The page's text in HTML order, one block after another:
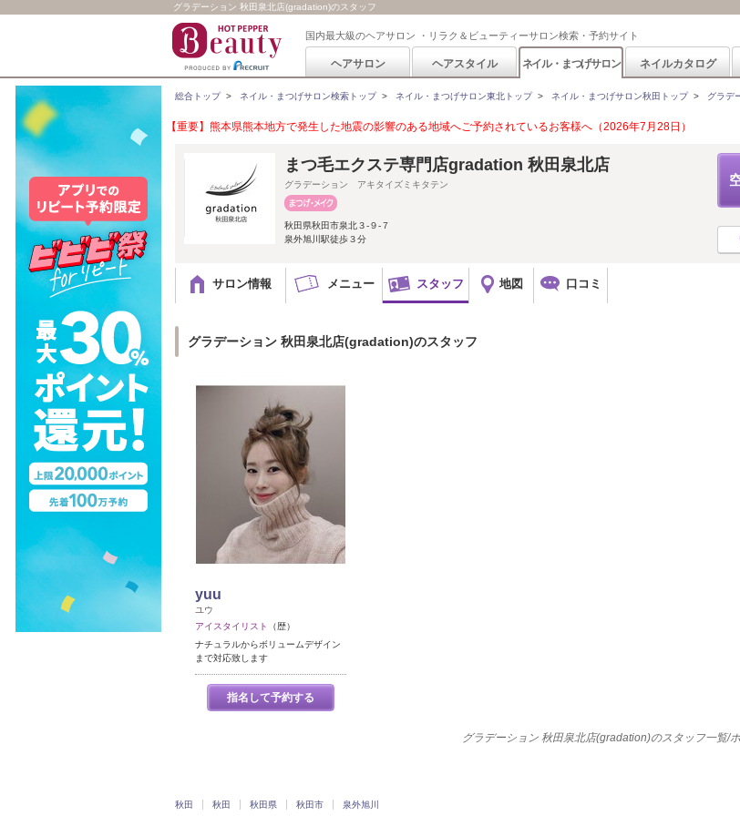
グラデーション 秋田泉北店(gradation)のスタッフ
国内最大級のヘアサロン ・リラク＆ビューティーサロン検索・予約サイト
ヘアサロン ヘアスタイル ネイル・まつげサロン ネイルカタログ
総合トップ> ネイル・まつげサロン検索トップ> ネイル・まつげサロン東北トップ> ネイル・まつげサロン秋田トップ> グラデ
【重要】熊本県熊本地方で発生した地震の影響のある地域へご予約されているお客様へ（2026年7月28日）
まつ毛エクステ専門店gradation 秋田泉北店
グラデーション アキタイズミキタテン
秋田県秋田市泉北３-９-７
泉外旭川駅徒歩３分
サロン情報 メニュー スタッフ 地図 口コミ
グラデーション 秋田泉北店(gradation)のスタッフ
yuu
ユウ
アイスタイリスト
（歴）
ナチュラルからボリュームデザイン
まで対応致します
指名して予約する
グラデーション 秋田泉北店(gradation)のスタッフ一覧/
秋田 秋田 秋田県 秋田市 泉外旭川